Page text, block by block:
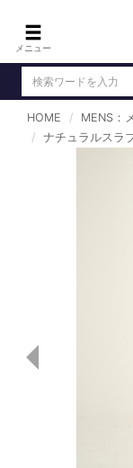
メニュー
ログイン （新規会
DENIM : デ
PANTS : パ
TOPS : トッ
T-
KNIT :
SHIRT
OUTERS :
LADIES : レデ
HOME MENS：
ナチュラルスラ